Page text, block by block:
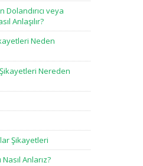
Dolandırıcı veya
Anlaşılır?
Neden
Nereden
Şikayetleri
Anlarız?